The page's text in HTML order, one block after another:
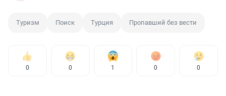
Туризм Поиск Турция Пропавший без вести
0 0 1 0 0